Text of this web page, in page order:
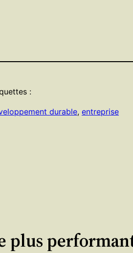
:
durable, entreprise
plus